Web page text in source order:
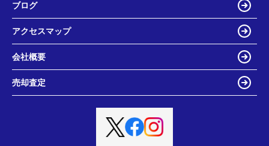
ブログ
アクセスマップ
会社概要
売却査定